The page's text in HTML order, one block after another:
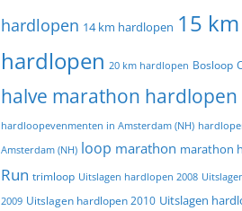
hardlopen 14 km hardlopen 15 km
hardlopen 20 km hardlopen Bosloop
halve marathon hardlopen
hardloopevenmenten in Amsterdam (NH)
Amsterdam (NH) loop marathon marathon
Run trimloop Uitslagen hardlopen 2008
2009 Uitslagen hardlopen 2010 Uitslagen